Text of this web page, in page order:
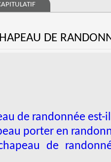
DE
de randonnée
porter en
de